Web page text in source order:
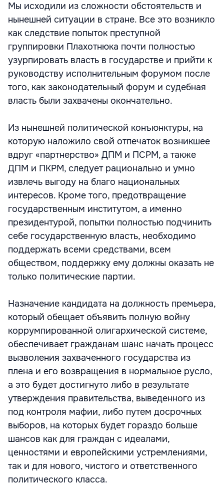
Мы исходили из сложности обстоятельств и
нынешней ситуации в стране. Все это возникло
как следствие попыток преступной
группировки Плахотнюка почти полностью
узурпировать власть в государстве и прийти к
руководству исполнительным форумом после
того, как законодательный форум и судебная
власть были захвачены окончательно.
Из нынешней политической конъюнктуры, на
которую наложило свой отпечаток возникшее
вдруг «партнерство» ДПМ и ПСРМ, а также
ДПМ и ПКРМ, следует рационально и умно
извлечь выгоду на благо национальных
интересов. Кроме того, предотвращение
государственным институтом, а именно
президентурой, попытки полностью подчинить
себе государственную власть, необходимо
поддержать всеми средствами, всем
обществом, поддержку ему должны оказать не
только политические партии.
Назначение кандидата на должность премьера,
который обещает объявить полную войну
коррумпированной олигархической системе,
обеспечивает гражданам шанс начать процесс
вызволения захваченного государства из
плена и его возвращения в нормальное русло,
а это будет достигнуто либо в результате
утверждения правительства, выведенного из
под контроля мафии, либо путем досрочных
выборов, на которых будет гораздо больше
шансов как для граждан с идеалами,
ценностями и европейскими устремлениями,
так и для нового, чистого и ответственного
политического класса.